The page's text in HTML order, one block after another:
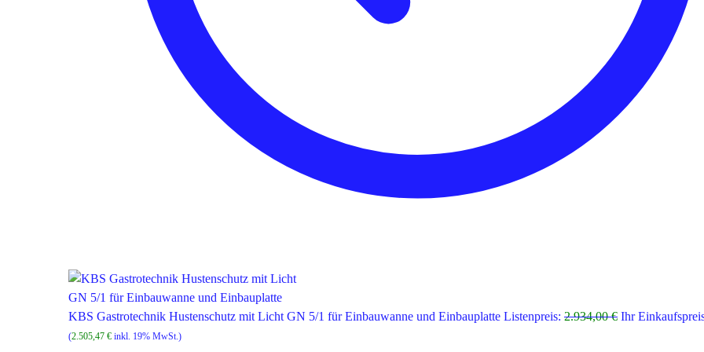
KBS Gastrotechnik Hustenschutz mit Licht GN 5/1 für Einbauwanne und Einbauplatte Listenpreis: 2.934,00€ Ihr
(2.505,47 € inkl. 19% MwSt.)